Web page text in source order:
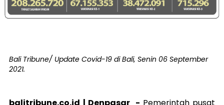
Bali Tribune/ Update Covid-19 di Bali, Senin 06 September
2021.